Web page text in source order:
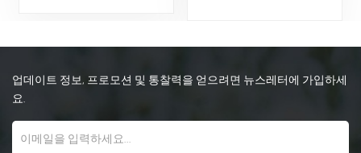
하게 기울여 계절별 일조량
간편하고 비용 효율적이며
각도 조절이 가능한 다리
밀하게 최적화하여 일조량
업데이트 정보, 프로모션 및 통찰력을 얻으려면 뉴스레터에 가입하세
요.